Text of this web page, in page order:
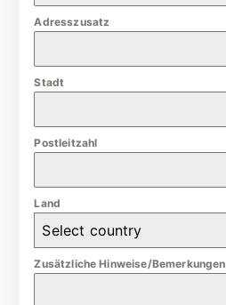
m
a
y
Adresszusatz
Stadt
Postleitzahl
Land
Select country
Zusätzliche Hinweise/Bemerkungen